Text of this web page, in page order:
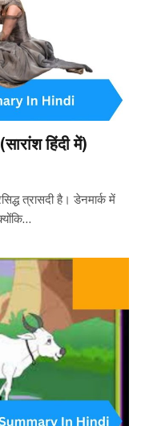
हिंदी में)
त्रासदी है। डेनमार्क में